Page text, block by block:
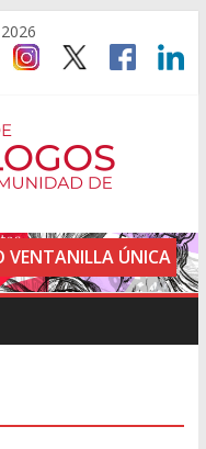
VENTANILLA ÚNICA